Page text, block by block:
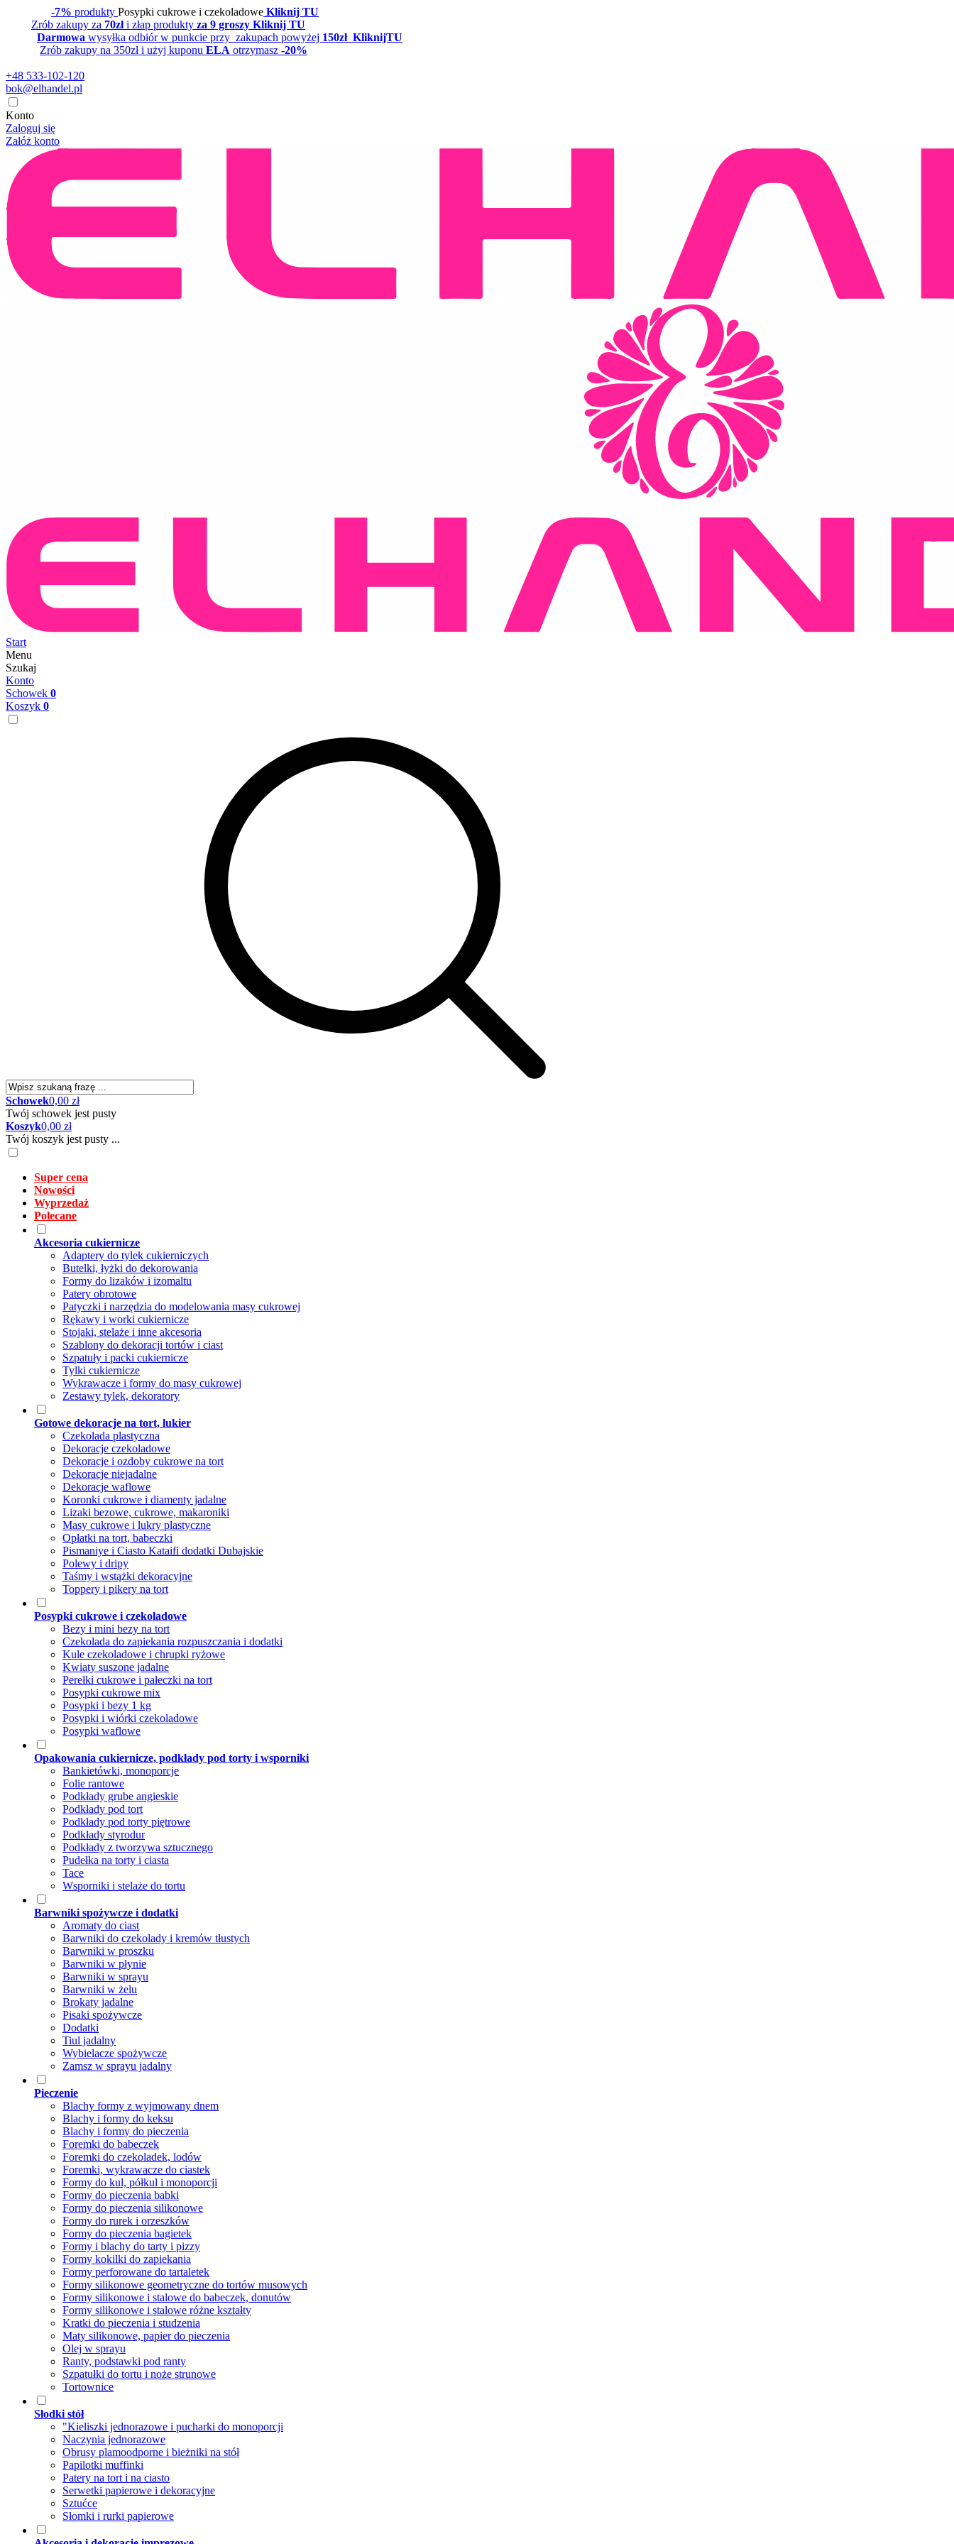
-7% produkty Posypki cukrowe i czekoladowe Kliknij TU
Zrób zakupy za 70złi złap produkty za 9 groszy Kliknij TU
Darmowa wysyłka odbiór w punkcie przy zakupach powyżej 150zł KliknijTU
Zrób zakupy na 350zł i użyj kuponu ELA otrzymasz -20%
+48 533-102-120
bok@elhandel.pl
Konto
Zaloguj się
Załóż konto
Start
Menu
Szukaj
Konto
Schowek 0
Koszyk 0
Schowek0,00 zł
Twój schowek jest pusty
Koszyk0,00 zł
Twój koszyk jest pusty ...
Super cena
Nowości
Wyprzedaż
Polecane
Akcesoria cukiernicze
Adaptery do tylek cukierniczych
Butelki, łyżki do dekorowania
Formy do lizaków i izomaltu
Patery obrotowe
Patyczki i narzędzia do modelowania masy cukrowej
Rękawy i worki cukiernicze
Stojaki, stelaże i inne akcesoria
Szablony do dekoracji tortów i ciast
Szpatuły i packi cukiernicze
Tylki cukiernicze
Wykrawacze i formy do masy cukrowej
Zestawy tylek, dekoratory
Gotowe dekoracje na tort, lukier
Czekolada plastyczna
Dekoracje czekoladowe
Dekoracje i ozdoby cukrowe na tort
Dekoracje niejadalne
Dekoracje waflowe
Koronki cukrowe i diamenty jadalne
Lizaki bezowe, cukrowe, makaroniki
Masy cukrowe i lukry plastyczne
Opłatki na tort, babeczki
Pismaniye i Ciasto Kataifi dodatki Dubajskie
Polewy i dripy
Taśmy i wstążki dekoracyjne
Toppery i pikery na tort
Posypki cukrowe i czekoladowe
Bezy i mini bezy na tort
Czekolada do zapiekania rozpuszczania i dodatki
Kule czekoladowe i chrupki ryżowe
Kwiaty suszone jadalne
Perełki cukrowe i pałeczki na tort
Posypki cukrowe mix
Posypki i bezy 1 kg
Posypki i wiórki czekoladowe
Posypki waflowe
Opakowania cukiernicze, podkłady pod torty i wsporniki
Bankietówki, monoporcje
Folie rantowe
Podkłady grube angieskie
Podkłady pod tort
Podkłady pod torty piętrowe
Podkłady styrodur
Podkłady z tworzywa sztucznego
Pudełka na torty i ciasta
Tace
Wsporniki i stelaże do tortu
Barwniki spożywcze i dodatki
Aromaty do ciast
Barwniki do czekolady i kremów tłustych
Barwniki w proszku
Barwniki w płynie
Barwniki w sprayu
Barwniki w żelu
Brokaty jadalne
Pisaki spożywcze
Dodatki
Tiul jadalny
Wybielacze spożywcze
Zamsz w sprayu jadalny
Pieczenie
Blachy formy z wyjmowany dnem
Blachy i formy do keksu
Blachy i formy do pieczenia
Foremki do babeczek
Foremki do czekoladek, lodów
Foremki, wykrawacze do ciastek
Formy do kul, półkul i monoporcji
Formy do pieczenia babki
Formy do pieczenia silikonowe
Formy do rurek i orzeszków
Formy do pieczenia bagietek
Formy i blachy do tarty i pizzy
Formy kokilki do zapiekania
Formy perforowane do tartaletek
Formy silikonowe geometryczne do tortów musowych
Formy silikonowe i stalowe do babeczek, donutów
Formy silikonowe i stalowe różne kształty
Kratki do pieczenia i studzenia
Maty silikonowe, papier do pieczenia
Olej w sprayu
Ranty, podstawki pod ranty
Szpatułki do tortu i noże strunowe
Tortownice
Słodki stół
"Kieliszki jednorazowe i pucharki do monoporcji
Naczynia jednorazowe
Obrusy plamoodporne i bieżniki na stół
Papilotki muffinki
Patery na tort i na ciasto
Serwetki papierowe i dekoracyjne
Sztućce
Słomki i rurki papierowe